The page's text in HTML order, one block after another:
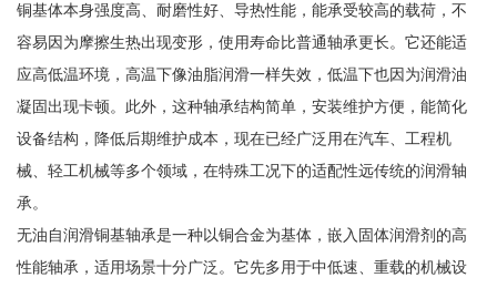
铜基体本身强度高、耐磨性好、导热性能，能承受较高的载荷，不
容易因为摩擦生热出现变形，使用寿命比普通轴承更长。它还能适
应高低温环境，高温下像油脂润滑一样失效，低温下也因为润滑油
凝固出现卡顿。此外，这种轴承结构简单，安装维护方便，能简化
设备结构，降低后期维护成本，现在已经广泛用在汽车、工程机
械、轻工机械等多个领域，在特殊工况下的适配性远传统的润滑轴
承。
无油自润滑铜基轴承是一种以铜合金为基体，嵌入固体润滑剂的高
性能轴承，适用场景十分广泛。它先多用于中低速、重载的机械设